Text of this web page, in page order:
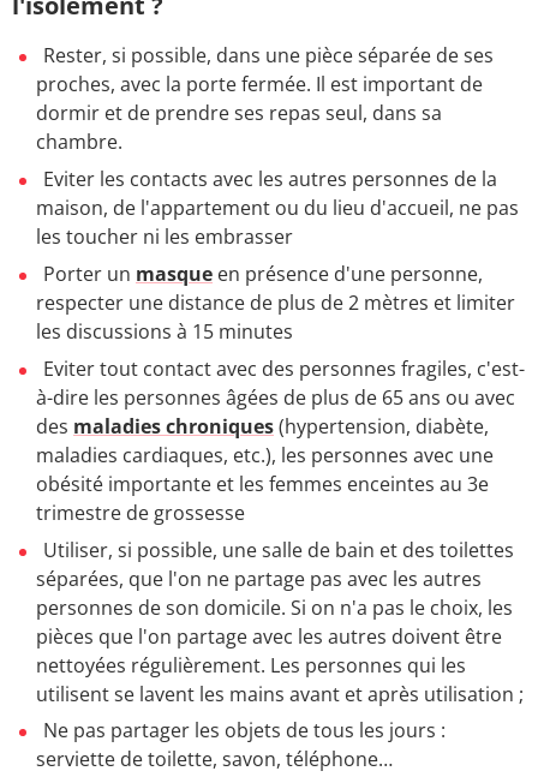
Rester, si possible, dans une pièce séparée de ses
proches, avec la porte fermée. Il est important de
dormir et de prendre ses repas seul, dans sa
chambre.
Eviter les contacts avec les autres personnes de la
maison, de l'appartement ou du lieu d'accueil, ne pas
les toucher ni les embrasser
Porter un masque en présence d'une personne,
respecter une distance de plus de 2 mètres et limiter
les discussions à 15 minutes
Eviter tout contact avec des personnes fragiles, c'est-
à-dire les personnes âgées de plus de 65 ans ou avec
des maladies chroniques(hypertension, diabète,
maladies cardiaques, etc.), les personnes avec une
obésité importante et les femmes enceintes au 3e
trimestre de grossesse
Utiliser, si possible, une salle de bain et des toilettes
séparées, que l'on ne partage pas avec les autres
personnes de son domicile. Si on n'a pas le choix, les
pièces que l'on partage avec les autres doivent être
nettoyées régulièrement. Les personnes qui les
utilisent se lavent les mains avant et après utilisation ;
Ne pas partager les objets de tous les jours :
serviette de toilette, savon, téléphone…